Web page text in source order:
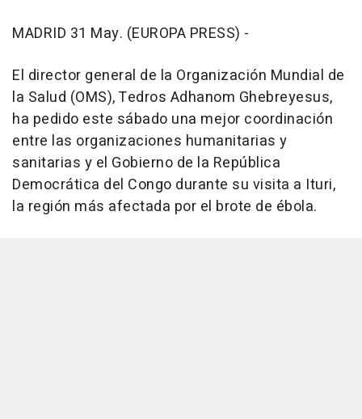
MADRID 31 May. (EUROPA PRESS) -
El director general de la Organización Mundial de
la Salud (OMS), Tedros Adhanom Ghebreyesus,
ha pedido este sábado una mejor coordinación
entre las organizaciones humanitarias y
sanitarias y el Gobierno de la República
Democrática del Congo durante su visita a Ituri,
la región más afectada por el brote de ébola.